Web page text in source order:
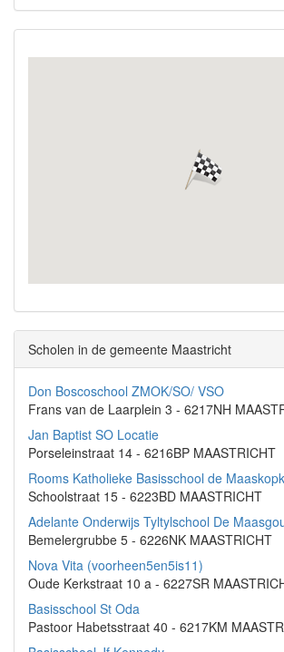
Scholen in de gemeente Maastricht
Don Boscoschool ZMOK/SO/ VSO
Frans van de Laarplein 3 - 6217NH
Jan Baptist SO Locatie
Porseleinstraat 14 - 6216BP MAASTRICHT
Rooms Katholieke Basisschool de
Schoolstraat 15 - 6223BD MAASTRICHT
Adelante Onderwijs Tyltylschool De
Bemelergrubbe 5 - 6226NK MAASTRICHT
Nova Vita (voorheen5en5is11)
Oude Kerkstraat 10 a - 6227SR
Basisschool St Oda
Pastoor Habetsstraat 40 - 6217KM